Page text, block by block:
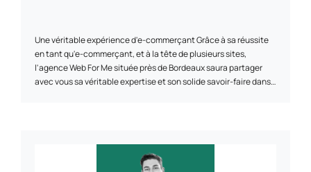
Une véritable expérience d'e-commerçant Grâce à sa réussite
en tant qu'e-commerçant, et à la tête de plusieurs sites,
l'agence Web For Me située près de Bordeaux saura partager
avec vous sa véritable expertise et son solide savoir-faire dans
besoins, de la création de votre site internet au développement
de vos campagnes en passant par l'intégration des